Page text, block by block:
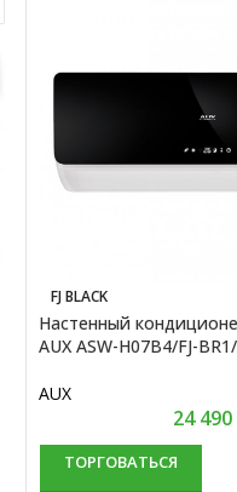
FJ BLACK
Настенный
AUX ASW-H07B4/FJ-
AUX
24 490
ТОРГОВАТЬСЯ